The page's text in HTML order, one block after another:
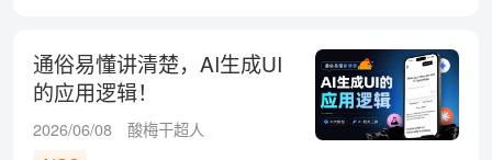
通俗易懂讲清楚，AI生成UI
的应用逻辑！
2026/06/08
酸梅干超人